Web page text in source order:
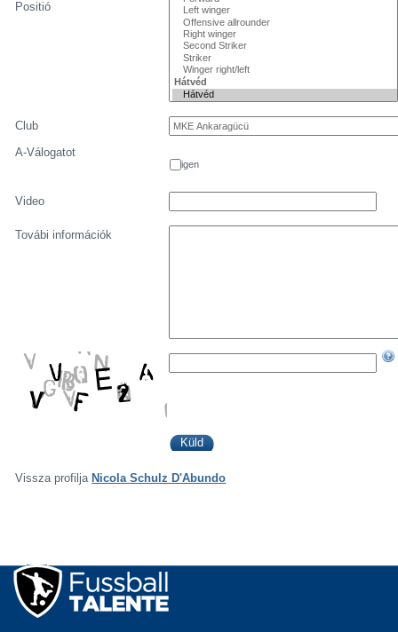
Positió
Club
A-Válogatot
igen
Video
Továbi információk
Vissza profilja Nicola Schulz D'Abundo